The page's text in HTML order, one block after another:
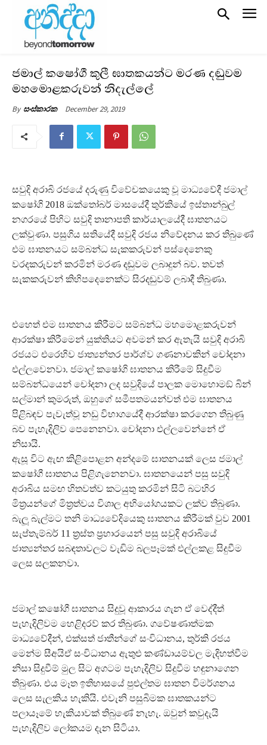
ජමාල් කෂෝගී කුලී ඝාතකයන්ට මරණ දඬුවම
මහමොළකරුවන් නිදැල්ලේ
By සංස්කාරක December 29, 2019
සවුදි අරාබි රජයේ දරුණු විවේචකයෙකු වූ මාධ්‍යවේදී ජමාල්
කෂෝගි 2018 ඔක්තෝබර් මාසයේදී තුර්කියේ ඉස්තාන්බුල්
නගරයේ පිහිට සවුදි තානාපති කාර්යාලයේදී ඝාතනයට
ලක්වුණා. පසුගිය සතියේදී සවුදි රජය නිවේදනය කර තිබුණේ
එම ඝාතනයට සම්බන්ධ සැකකරුවන් පස්දෙනෙකු
වරදකරුවන් කරමින් මරණ දඬුවම ලබාදුන් බව. තවත්
සැකකරුවන් කිහිපදෙනෙක්ට සිරදඬුවම් ලබාදී තිබුණා.
එහෙත් එම ඝාතනය කිරීමට සම්බන්ධ මහමොළකරුවන්
ආරක්ෂා කිරීමෙන් යුක්තියට අවමන් කර ඇතැයි සවුදි අරාබි
රජයට එරෙහිව ජාත්‍යන්තර පාර්ශ්ව ගණනාවකින් චෝදනා
එල්ලවෙනවා. ජමාල් කෂෝගි ඝාතනය කිරීමේ සිදුවීම
සම්බන්ධයෙන් චෝදනා ලද සවුදියේ පාලක මොහොමඞ් බින්
සල්මාන් කුමරුත්, ඔහුගේ සමීපතමයන්වත් එම ඝාතනය
පිළිබඳව පැවැත්වූ නඩු විභාගයේදී ආරක්ෂා කරගෙන තිබුණු
බව පැහැදිලිව පෙනෙනවා. චෝදනා එල්ලවෙන්නේ ඒ
නිසායි.
ඇසූ විට ඇඟ කිළිපොළන අන්දමේ ඝාතනයක් ලෙස ජමාල්
කෂෝගී ඝාතනය පිළිගැනෙනවා. ඝාතනයෙන් පසු සවුදි
අරාබිය සමඟ හිතවත්ව කටයුතු කරමින් සිටි බටහිර
මිත‍්‍රයන්ගේ මිත‍්‍රත්වය විශාල අභියෝගයකට ලක්ව තිබුණා.
බැලූ බැල්මට තනි මාධ්‍යවේදියෙකු ඝාතනය කිරීමක් වුව 2001
සැප්තැම්බර් 11 ත‍්‍රස්ත ප‍්‍රහාරයෙන් පසු සවුදි අරාබියේ
ජාත්‍යන්තර සබඳතාවලට වැඩිම බලපෑමක් එල්ලකළ සිදුවීම
ලෙස සලකනවා.
ජමාල් කෂෝගී ඝාතනය සිදුවූ ආකාරය ගැන ඒ වෙද්දීත්
පැහැදිලිවම හෙළිදරව් කර තිබුණා. ගවේෂණාත්මක
මාධ්‍යවේදීන්, එක්සත් ජාතීන්ගේ සංවිධානය, තුර්කි රජය
මෙන්ම සීඅයිඒ සංවිධානය ඇතුළු කණ්ඩායම්වල මැදිහත්වීම
නිසා සිදුවීම් මුල සිට අගටම පැහැදිලිව සිදුවීම හඳුනාගෙන
තිබුණා. එය මෑත ඉතිහාසයේ පුළුල්තම ඝාතන විමර්ශනය
ලෙස සැලකිය හැකියි. එවැනි පසුබිමක ඝාතකයන්ට
පලායෑමේ හැකියාවක් තිබුණේ නැහැ. ඔවුන් කවුදැයි
පැහැදිලිව ලෝකයම දැන සිටියා.